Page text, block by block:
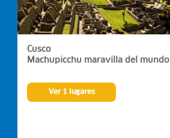
Cusco
Machupicchu maravilla del mundo
Ver 1 lugares